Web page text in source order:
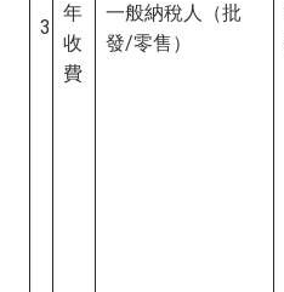
3
年
收
費
一般納稅人（批
發/零售）